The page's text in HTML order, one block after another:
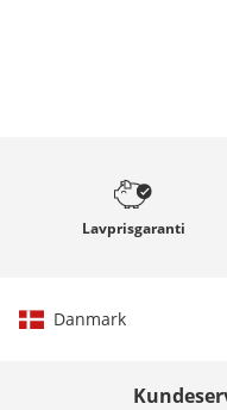
Lavprisgaranti
Danmark